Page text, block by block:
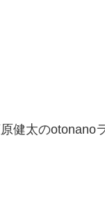
健太のotonano